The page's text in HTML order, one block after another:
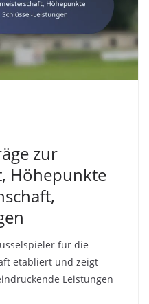
zur
Höhepunkte
für die
etabliert und zeigt
Leistungen